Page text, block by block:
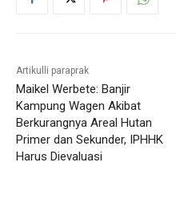
Artikulli paraprak
Maikel Werbete: Banjir
Kampung Wagen Akibat
Berkurangnya Areal Hutan
Primer dan Sekunder, IPHHK
Harus Dievaluasi